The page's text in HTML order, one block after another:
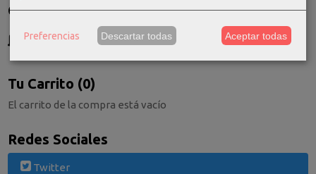
Costes de Envío
GRATIS *
Consultar Destinos
Tu Carrito (0)
El carrito de la compra está vacío
Redes Sociales
Twitter
Preferencias Descartar todas Aceptar todas